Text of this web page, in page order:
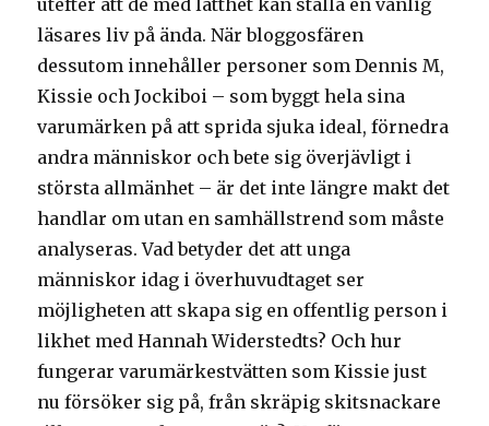
utefter att de med lätthet kan ställa en vanlig
läsares liv på ända. När bloggosfären
dessutom innehåller personer som Dennis M,
Kissie och Jockiboi – som byggt hela sina
varumärken på att sprida sjuka ideal, förnedra
andra människor och bete sig överjävligt i
största allmänhet – är det inte längre makt det
handlar om utan en samhällstrend som måste
analyseras. Vad betyder det att unga
människor idag i överhuvudtaget ser
möjligheten att skapa sig en offentlig person i
likhet med Hannah Widerstedts? Och hur
fungerar varumärkestvätten som Kissie just
nu försöker sig på, från skräpig skitsnackare